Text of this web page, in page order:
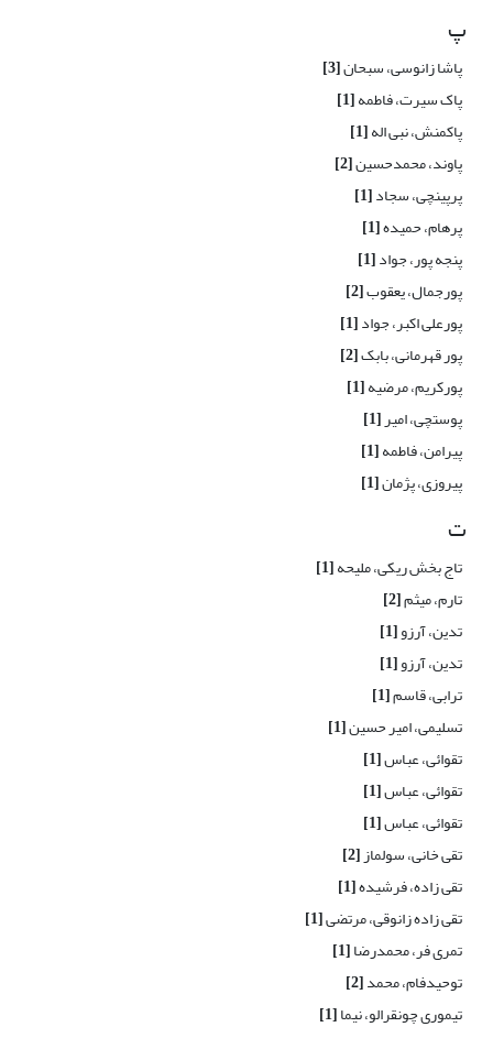
پ
پاشا زانوسی، سبحان[3]
پاک سیرت، فاطمه[1]
پاکمنش، نبی اله[1]
پاوند، محمدحسین[2]
پرپینچی، سجاد[1]
پرهام، حمیده[1]
پنجه پور، جواد[1]
پورجمال، یعقوب[2]
پورعلی اکبر، جواد[1]
پور قهرمانی، بابک[2]
پورکریم، مرضیه[1]
پوستچی، امیر[1]
پیرامن، فاطمه[1]
پیروزی، پژمان[1]
ت
تاج بخش ریکی، ملیحه[1]
تارم، میثم[2]
تدین، آرزو[1]
تدین، آرزو[1]
ترابی، قاسم[1]
تسلیمی، امیر حسین[1]
تقوائی، عباس[1]
تقوائی، عباس[1]
تقوائی، عباس[1]
تقی خانی، سولماز[2]
تقی زاده، فرشیده[1]
تقی زاده زانوقی، مرتضی[1]
تمری فر، محمدرضا[1]
توحیدفام، محمد[2]
تیموری چونقرالو، نیما[1]